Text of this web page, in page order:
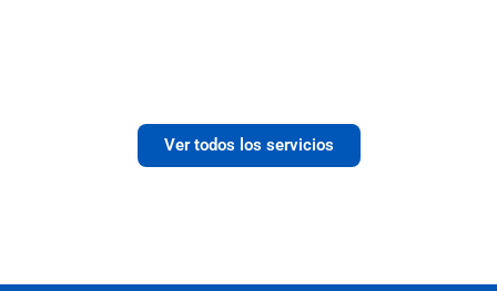
Ver todos los servicios